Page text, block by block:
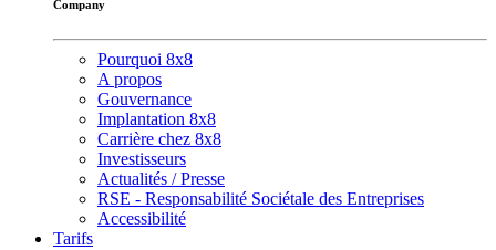
Company
Pourquoi 8x8
A propos
Gouvernance
Implantation 8x8
Carrière chez 8x8
Investisseurs
Actualités / Presse
RSE - Responsabilité Sociétale des Entreprises
Accessibilité
Tarifs